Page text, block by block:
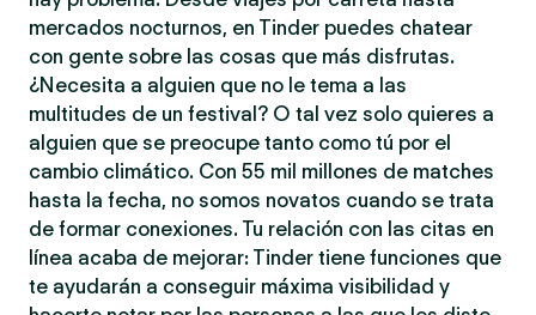
mercados nocturnos, en Tinder puedes chatear
con gente sobre las cosas que más disfrutas.
¿Necesita a alguien que no le tema a las
multitudes de un festival? O tal vez solo quieres a
alguien que se preocupe tanto como tú por el
cambio climático. Con 55 mil millones de matches
hasta la fecha, no somos novatos cuando se trata
de formar conexiones. Tu relación con las citas en
línea acaba de mejorar: Tinder tiene funciones que
te ayudarán a conseguir máxima visibilidad y